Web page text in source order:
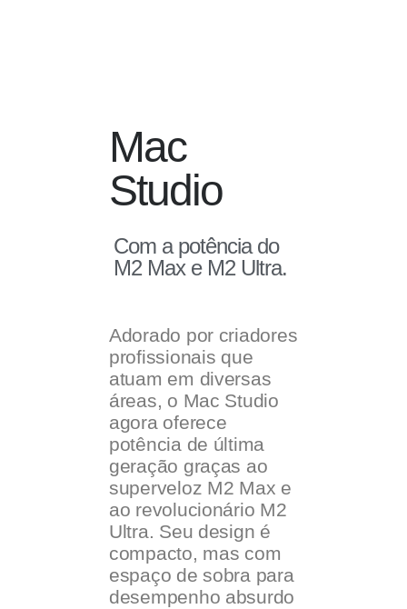
Mac
Studio
Com a potência do
M2 Max e M2 Ultra.
Adorado por criadores
profissionais que
atuam em diversas
áreas, o Mac Studio
agora oferece
potência de última
geração graças ao
superveloz M2 Max e
ao revolucionário M2
Ultra. Seu design é
compacto, mas com
espaço de sobra para
desempenho absurdo